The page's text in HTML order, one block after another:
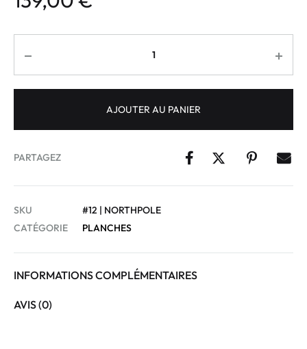
AJOUTER AU PANIER
PARTAGEZ
SKU
#12 | NORTHPOLE
CATÉGORIE
PLANCHES
INFORMATIONS COMPLÉMENTAIRES
AVIS (0)